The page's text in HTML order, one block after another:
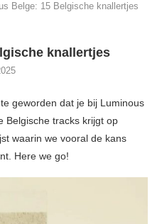
Belge: 15 Belgische knallertjes
knallertjes
geworden dat je bij Luminous
Belgische tracks krijgt op
waarin we vooral de kans
Here we go!